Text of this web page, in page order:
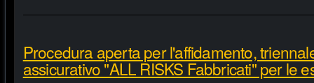
Procedura aperta per l'affidamento,
assicurativo "ALL RISKS Fabbricati" per le